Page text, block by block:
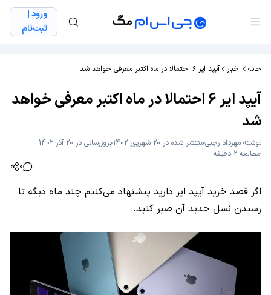
ورود |
ثبت‌نام
خانه اخبار آيپد ایر ۶ احتمالا در ماه اکتبر معرفی خواهد شد
آيپد ایر ۶ احتمالا در ماه اکتبر معرفی خواهد
شد
نوشته مهرداد رجبیمنتشر شده در 20 شهریور 1402
بروزرسانی در 20 آذر 1402
مطالعه 2 دقیقه
0
اگر قصد خرید آیپد ایر دارید پیشنهاد می‌کنیم چند ماه دیگه تا
رسیدن نسل جدید آن صبر کنید.